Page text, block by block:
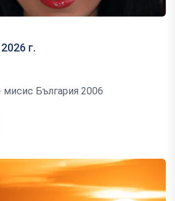
г.
България 2006